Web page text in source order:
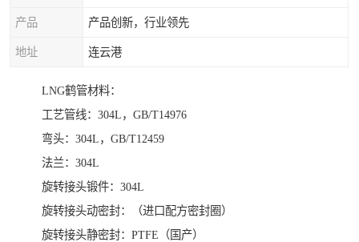
产品 产品创新，行业领先
地址 连云港
LNG鹤管材料：
工艺管线：304L，GB/T14976
弯头：304L，GB/T12459
法兰：304L
旋转接头锻件：304L
旋转接头动密封：（进口配方密封圈）
旋转接头静密封：PTFE（国产）